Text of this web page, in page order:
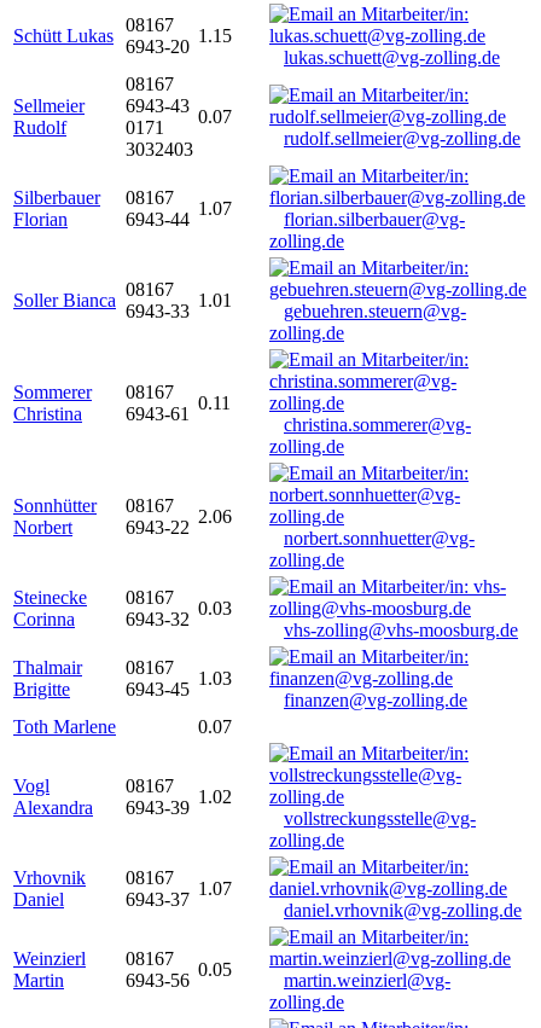
Schütt Lukas
08167
6943-20
1.15
lukas.schuett@vg-zolling.de
Sellmeier
Rudolf
08167
6943-43
0171
3032403
0.07
rudolf.sellmeier@vg-zolling.de
Silberbauer
Florian
08167
6943-44
1.07
florian.silberbauer@vg-
zolling.de
Soller Bianca
08167
6943-33
1.01
gebuehren.steuern@vg-
zolling.de
Sommerer
Christina
08167
6943-61
0.11
christina.sommerer@vg-
zolling.de
Sonnhütter
Norbert
08167
6943-22
2.06
norbert.sonnhuetter@vg-
zolling.de
Steinecke
Corinna
08167
6943-32
0.03
vhs-zolling@vhs-moosburg.de
Thalmair
Brigitte
08167
6943-45
1.03
finanzen@vg-zolling.de
Toth Marlene
0.07
Vogl
Alexandra
08167
6943-39
1.02
vollstreckungsstelle@vg-
zolling.de
Vrhovnik
Daniel
08167
6943-37
1.07
daniel.vrhovnik@vg-zolling.de
Weinzierl
Martin
08167
6943-56
0.05
martin.weinzierl@vg-
zolling.de